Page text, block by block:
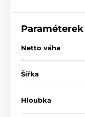
Paraméterek
Netto váha
Šířka
Hloubka